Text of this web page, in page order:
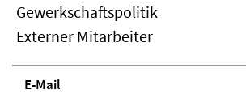
Gewerkschaftspolitik
Externer Mitarbeiter
E-Mail